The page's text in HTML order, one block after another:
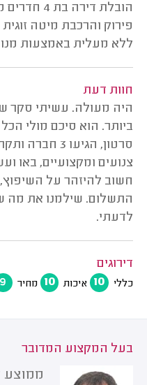
הובלת
ללא מעלית באמצעות
חוות דעת
היה מעולה. עשיתי סקר
ביותר. הוא סיכם מולי
סרטון, הגיעו
צנועים ומקצועיים, באו
חשוב להיזהר על השיפוץ,
התשלום. שילמנו את מה
לדעתי.
דירוגים
כללי 10 איכות 10 מחיר 9
בעל המקצוע המדובר
ממוצע